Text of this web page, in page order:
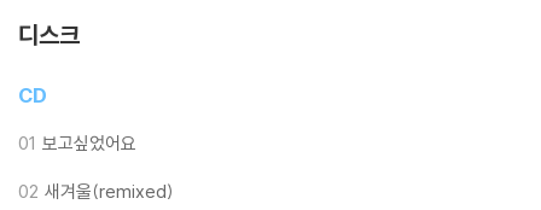
이미 이번 앨범에 참여한 연주자들로부터 극찬을 받은 아름다운 곡이다.
그 외에 정준일의 음악적 배경인 재즈를 투영한 '크리스마스 메리메리'와
디즈니 영화음악에 감동을 받아 만든 '사랑하고 있나요?' 까지 곡마다 전혀
오케스트라 사운드까지 더해 음악의 감동 그 자체를 전달하려 애썼다.
디스크
CD
01 보고싶었어요
02 새겨울(remixed)